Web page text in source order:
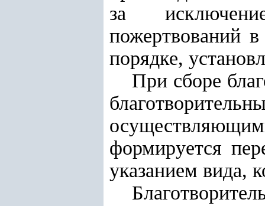
за
пожертвований
порядке,
При сборе
формируется
указанием вида,